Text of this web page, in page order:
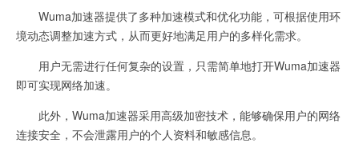
Wuma加速器提供了多种加速模式和优化功能，可根据使用环
境动态调整加速方式，从而更好地满足用户的多样化需求。
用户无需进行任何复杂的设置，只需简单地打开Wuma加速器
即可实现网络加速。
此外，Wuma加速器采用高级加密技术，能够确保用户的网络
连接安全，不会泄露用户的个人资料和敏感信息。